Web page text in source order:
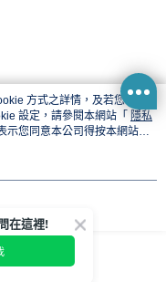
方式之詳情，及若您不希
設定，請參閱本網站「 隱私
示您同意本公司得按本網站使
在這裡!